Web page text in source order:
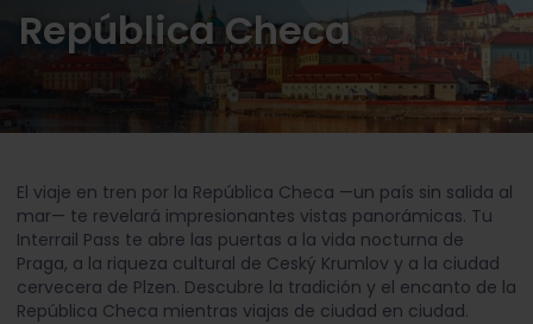
República Checa
El viaje en tren por la República Checa —un país sin salida al
mar— te revelará impresionantes vistas panorámicas. Tu
Interrail Pass te abre las puertas a la vida nocturna de
Praga, a la riqueza cultural de Ceský Krumlov y a la ciudad
cervecera de Plzen. Descubre la tradición y el encanto de la
República Checa mientras viajas de ciudad en ciudad.